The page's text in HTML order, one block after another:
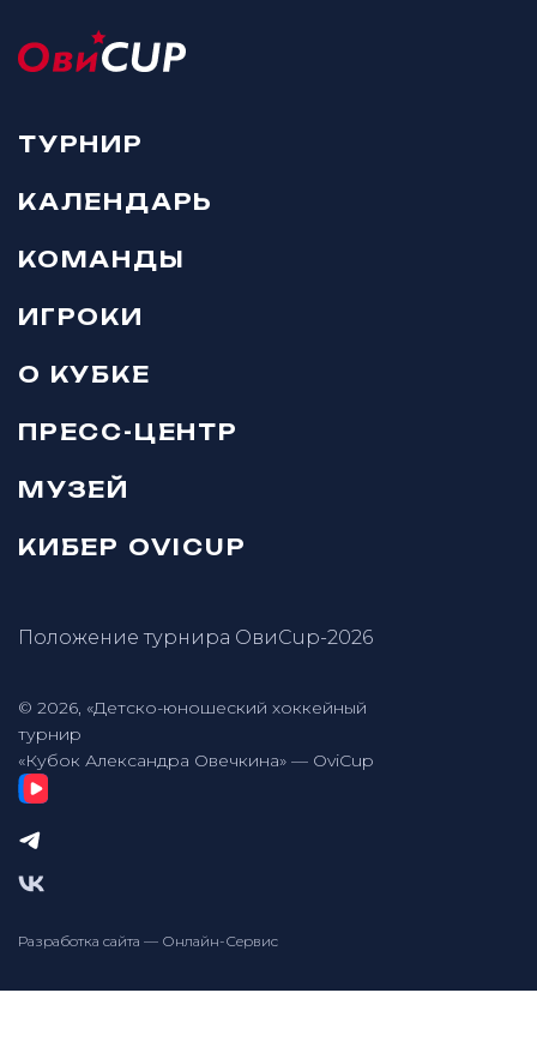
ТУРНИР
КАЛЕНДАРЬ
КОМАНДЫ
ИГРОКИ
О КУБКЕ
ПРЕСС-ЦЕНТР
МУЗЕЙ
КИБЕР OVICUP
Положение турнира ОвиCup-2026
© 2026, «Детско-юношеский хоккейный
турнир
«Кубок Александра Овечкина» — OviCup
Разработка сайта — Онлайн-Сервис